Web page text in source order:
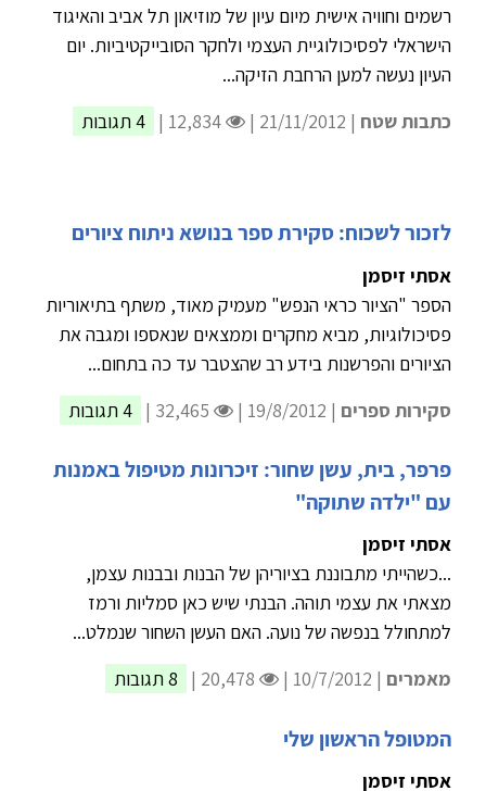
רשמים וחוויה אישית מיום עיון של מוזיאון תל אביב והאיגוד
הישראלי לפסיכולוגיית העצמי ולחקר הסובייקטיביות. יום
העיון נעשה למען הרחבת הזיקה...
כתבות שטח | 21/11/2012 | 4 תגובות
לזכור לשכוח: סקירת ספר בנושא ניתוח ציורים
אסתי זיסמן
הספר "הציור כראי הנפש" מעמיק מאוד, משתף בתיאוריות
פסיכולוגיות, מביא מחקרים וממצאים שנאספו ומגבה את
הציורים והפרשנות בידע רב שהצטבר עד כה בתחום...
סקירות ספרים | 19/8/2012 | 4 תגובות
פרפר, בית, עשן שחור: זיכרונות מטיפול באמנות
עם "ילדה שתוקה"
אסתי זיסמן
...כשהייתי מתבוננת בציוריהן של הבנות ובבנות עצמן,
מצאתי את עצמי תוהה. הבנתי שיש כאן סמליות ורמז
למתחולל בנפשה של נועה. האם העשן השחור שנמלט...
מאמרים | 10/7/2012 | 8 תגובות
המטופל הראשון שלי
אסתי זיסמן